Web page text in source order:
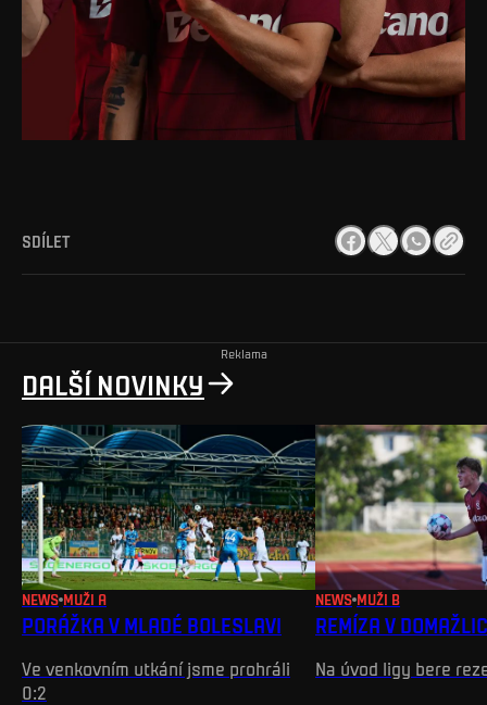
SDÍLET
Reklama
DALŠÍ NOVINKY
NEWS MUŽI A
PORÁŽKA V MLADÉ BOLESLAVI
Ve venkovním utkání jsme prohráli
0:2
NEWS MUŽI B
REMÍZA V
Na úvod ligy bere